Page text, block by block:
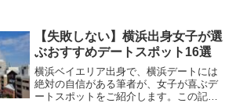
【失敗しない】横浜出身女子が選
ぶおすすめデートスポット16選
横浜ベイエリア出身で、横浜デートには
絶対の自信がある筆者が、女子が喜ぶデ
ートスポットをご紹介します。この記事